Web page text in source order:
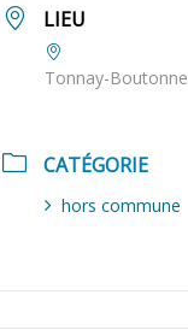
LIEU
Tonnay-Boutonne
CATÉGORIE
hors commune